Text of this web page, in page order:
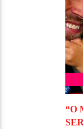
“O